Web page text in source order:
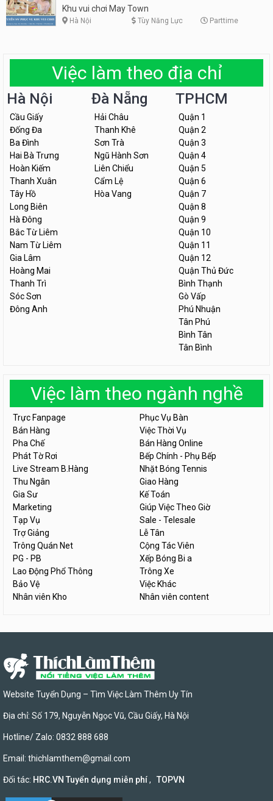
động
Khu vui chơi May Town
Hà Nội Tùy Năng Lực Parttime
Việc làm theo địa chỉ
Hà Nội
Cầu Giấy
Đống Đa
Ba Đình
Hai Bà Trưng
Hoàn Kiếm
Thanh Xuân
Tây Hồ
Long Biên
Hà Đông
Bắc Từ Liêm
Nam Từ Liêm
Gia Lâm
Hoàng Mai
Thanh Trì
Sóc Sơn
Đông Anh
Đà Nẵng
Hải Châu
Thanh Khê
Sơn Trà
Ngũ Hành Sơn
Liên Chiểu
Cẩm Lệ
Hòa Vang
TPHCM
Quận 1
Quận 2
Quận 3
Quận 4
Quận 5
Quận 6
Quận 7
Quận 8
Quận 9
Quận 10
Quận 11
Quận 12
Quận Thủ Đức
Bình Thạnh
Gò Vấp
Phú Nhuận
Tân Phú
Bình Tân
Tân Bình
Việc làm theo ngành nghề
Trực Fanpage
Phục Vụ Bàn
Bán Hàng
Việc Thời Vụ
Pha Chế
Bán Hàng Online
Phát Tờ Rơi
Bếp Chính - Phụ Bếp
Live Stream B.Hàng
Nhặt Bóng Tennis
Thu Ngân
Giao Hàng
Gia Sư
Kế Toán
Marketing
Giúp Việc Theo Giờ
Tạp Vụ
Sale - Telesale
Trợ Giảng
Lễ Tân
Trông Quán Net
Cộng Tác Viên
PG - PB
Xếp Bóng Bi a
Lao Động Phổ Thông
Trông Xe
Bảo Vệ
Việc Khác
Nhân viên Kho
Nhân viên content
Website Tuyển Dụng – Tìm Việc Làm Thêm Uy Tín
Địa chỉ: Số 179, Nguyễn Ngọc Vũ, Cầu Giấy, Hà Nội
Hotline/ Zalo: 0832 888 688
Email: thichlamthem@gmail.com
Đối tác: HRC.VN Tuyển dụng miễn phí, TOPVN